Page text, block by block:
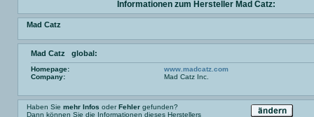
Informationen zum Hersteller Mad Catz:
Mad Catz
Mad Catz global:
Homepage:
www.madcatz.com
Company:
Mad Catz Inc.
Haben Sie mehr Infos oderFehler gefunden?
Dann können Sie die Informationen dieses Herstellers